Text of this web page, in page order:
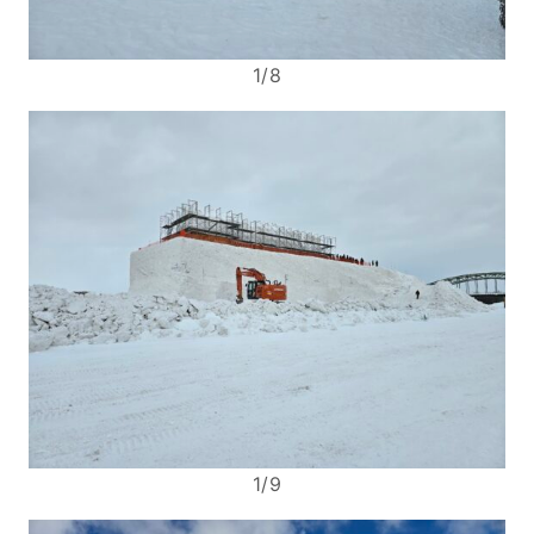
1/8
1/9